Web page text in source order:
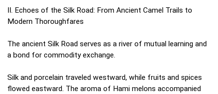
II. Echoes of the Silk Road: From Ancient Camel Trails to
Modern Thoroughfares
The ancient Silk Road serves as a river of mutual learning and
a bond for commodity exchange.
Silk and porcelain traveled westward, while fruits and spices
flowed eastward. The aroma of Hami melons accompanied